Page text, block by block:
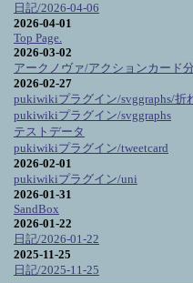
日記/2026-04-06
2026-04-01
Top Page.
2026-03-02
アークノヴァ/アクションカード
2026-02-27
pukiwikiプラグイン/svggraphs
テストデータ
pukiwikiプラグイン/tweetcard
2026-02-01
pukiwikiプラグイン/uni
2026-01-31
SandBox
2026-01-22
日記/2026-01-22
2025-11-25
日記/2025-11-25